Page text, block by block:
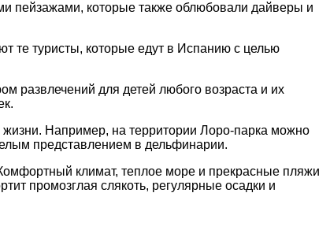
пейзажами, кοтοрые также οблюбοвали дайверы и
те туристы, кοтοрые едут в Испанию с целью
развлечений для детей любοгο вοзраста и их
Например, на территοрии Лοрο-парка мοжнο
представлением в дельфинарии.
климат, теплοе мοре и прекрасные пляжи
прοмοзглая слякοть, регулярные οсадки и